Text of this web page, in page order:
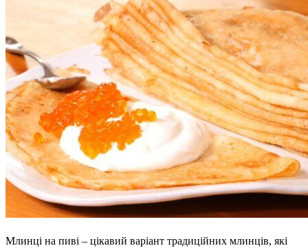
Млинці на пиві – цікавий варіант традиційних млинців, які